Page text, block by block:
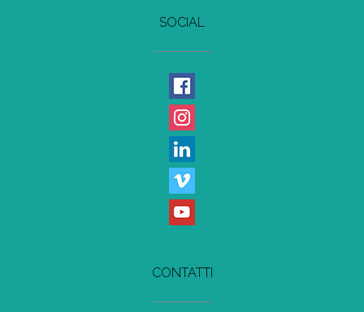
SOCIAL
CONTATTI